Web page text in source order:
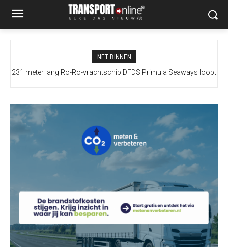
NET BINNEN
231 meter lang Ro-Ro-vrachtschip DFDS Primula Seaways loopt